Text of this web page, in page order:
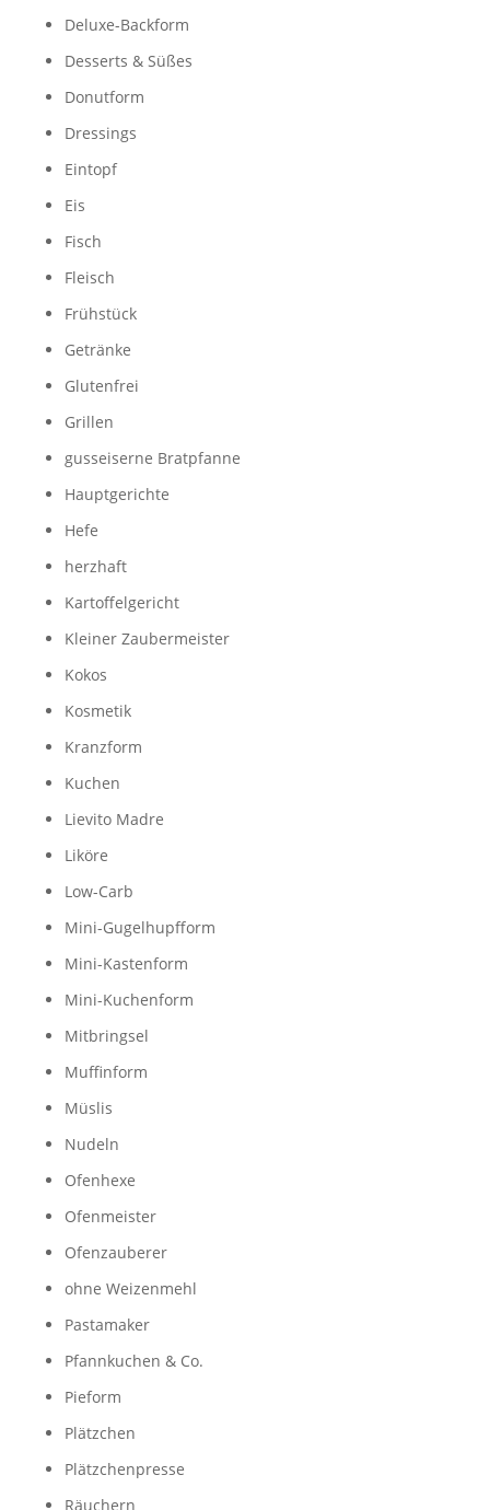
Deluxe-Backform
Desserts & Süßes
Donutform
Dressings
Eintopf
Eis
Fisch
Fleisch
Frühstück
Getränke
Glutenfrei
Grillen
gusseiserne Bratpfanne
Hauptgerichte
Hefe
herzhaft
Kartoffelgericht
Kleiner Zaubermeister
Kokos
Kosmetik
Kranzform
Kuchen
Lievito Madre
Liköre
Low-Carb
Mini-Gugelhupfform
Mini-Kastenform
Mini-Kuchenform
Mitbringsel
Muffinform
Müslis
Nudeln
Ofenhexe
Ofenmeister
Ofenzauberer
ohne Weizenmehl
Pastamaker
Pfannkuchen & Co.
Pieform
Plätzchen
Plätzchenpresse
Räuchern